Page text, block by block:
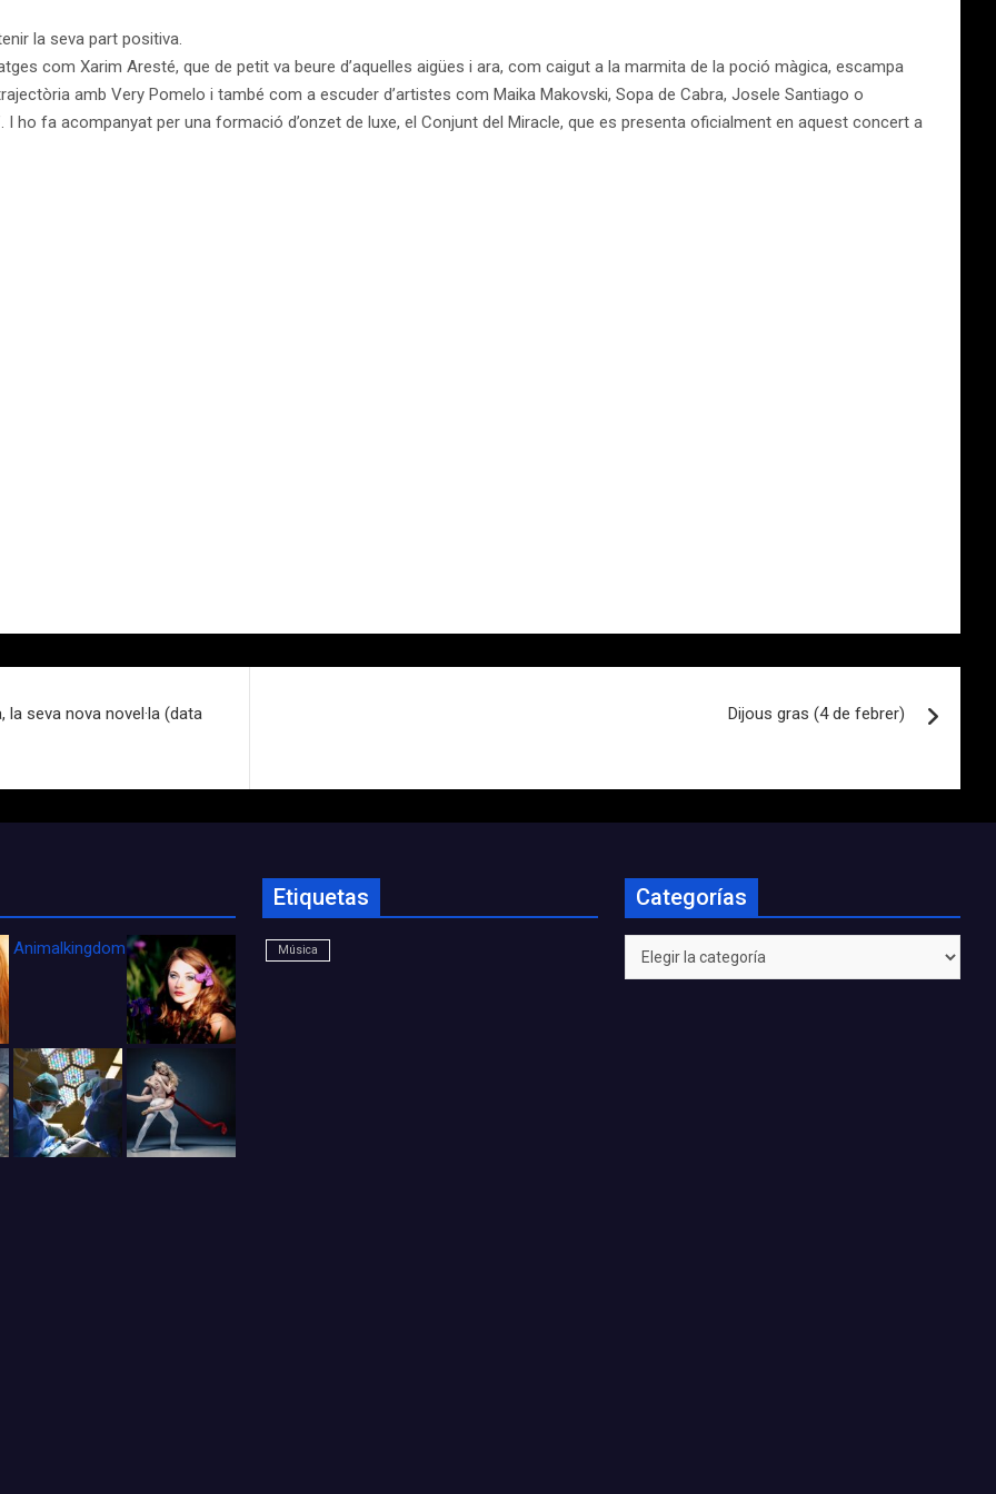
la seva part positiva.
com Xarim Aresté, que de petit va beure d’aquelles aigües i ara, com caigut a la marmita de la poció màgica, escampa
amb Very Pomelo i també com a escuder d’artistes com Maika Makovski, Sopa de Cabra, Josele Santiago o
I ho fa acompanyat per una formació d’onzet de luxe, el Conjunt del Miracle, que es presenta oficialment en aquest concert a
seva nova novel·la (data Dijous gras (4 de febrer)
Animalkingdom_FichaCine
Etiquetas
Música
Categorías
Categorías